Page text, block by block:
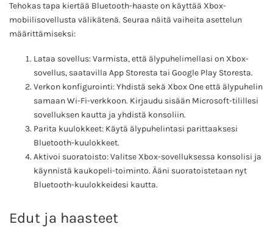
Tehokas tapa kiertää Bluetooth-haaste on käyttää Xbox-
mobiilisovellusta välikätenä. Seuraa näitä vaiheita asettelun
määrittämiseksi:
Lataa sovellus: Varmista, että älypuhelimellasi on Xbox-
sovellus, saatavilla App Storesta tai Google Play Storesta.
Verkon konfigurointi: Yhdistä sekä Xbox One että älypuhelin
samaan Wi-Fi-verkkoon. Kirjaudu sisään Microsoft-tilillesi
sovelluksen kautta ja yhdistä konsoliin.
Parita kuulokkeet: Käytä älypuhelintasi parittaaksesi
Bluetooth-kuulokkeet.
Aktivoi suoratoisto: Valitse Xbox-sovelluksessa konsolisi ja
käynnistä kaukopeli-toiminto. Ääni suoratoistetaan nyt
Bluetooth-kuulokkeidesi kautta.
Edut ja haasteet